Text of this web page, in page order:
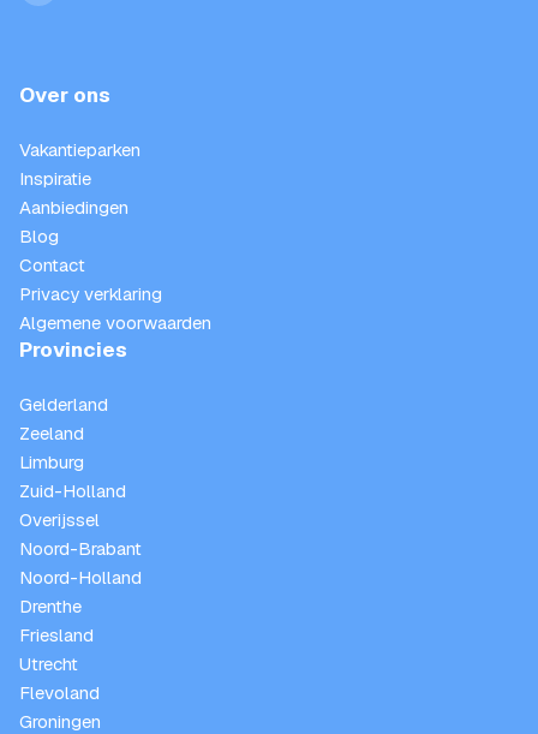
Over ons
Vakantieparken
Inspiratie
Aanbiedingen
Blog
Contact
Privacy verklaring
Algemene voorwaarden
Provincies
Gelderland
Zeeland
Limburg
Zuid-Holland
Overijssel
Noord-Brabant
Noord-Holland
Drenthe
Friesland
Utrecht
Flevoland
Groningen